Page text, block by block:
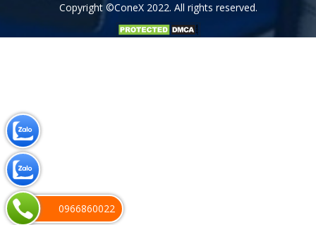
Copyright ©ConeX 2022. All rights reserved.
0966860022